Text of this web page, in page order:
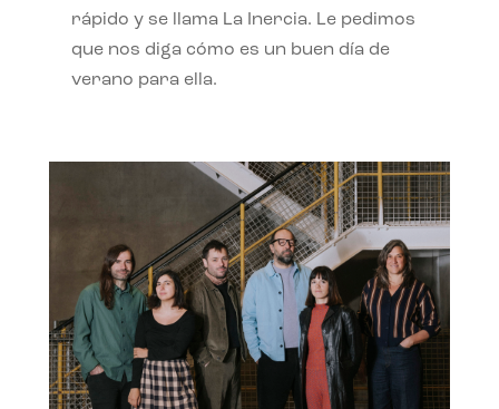
rápido y se llama La Inercia. Le pedimos
que nos diga cómo es un buen día de
verano para ella.